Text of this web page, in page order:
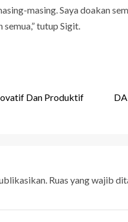
masing. Saya doakan
tutup Sigit.
Dan Produktif
Ruas yang wajib